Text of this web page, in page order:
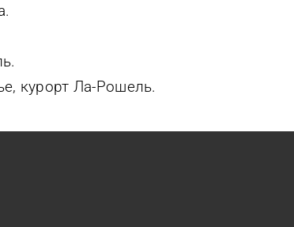
курорт Ла-Рошель.